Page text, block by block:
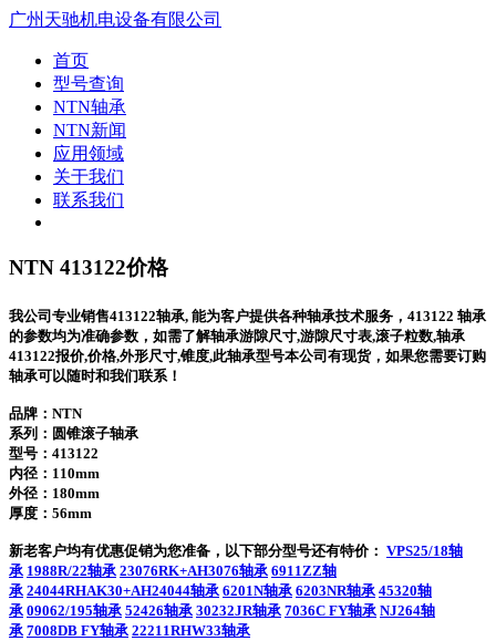
广州天驰机电设备有限公司
首页
型号查询
NTN轴承
NTN新闻
应用领域
关于我们
联系我们
NTN 413122价格
我公司专业销售413122轴承, 能为客户提供各种轴承技术服务，413122 轴承
的参数均为准确参数，如需了解轴承游隙尺寸,游隙尺寸表,滚子粒数,轴承
413122报价,价格,外形尺寸,锥度,此轴承型号本公司有现货，如果您需要订购
轴承可以随时和我们联系！
品牌：NTN
系列：圆锥滚子轴承
型号： 413122
内径：110mm
外径：180mm
厚度：56mm
新老客户均有优惠促销为您准备，以下部分型号还有特价： VPS25/18轴
承 1988R/22轴承 23076RK+AH3076轴承 6911ZZ轴
承 24044RHAK30+AH24044轴承 6201N轴承 6203NR轴承 45320轴
承 09062/195轴承 52426轴承 30232JR轴承 7036C FY轴承 NJ264轴
承 7008DB FY轴承 22211RHW33轴承